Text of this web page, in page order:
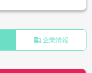
business 企業情報